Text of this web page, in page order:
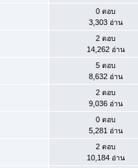
0 ตอบ
3,303 อ่าน
2 ตอบ
14,262 อ่าน
5 ตอบ
8,632 อ่าน
2 ตอบ
9,036 อ่าน
0 ตอบ
5,281 อ่าน
2 ตอบ
10,184 อ่าน